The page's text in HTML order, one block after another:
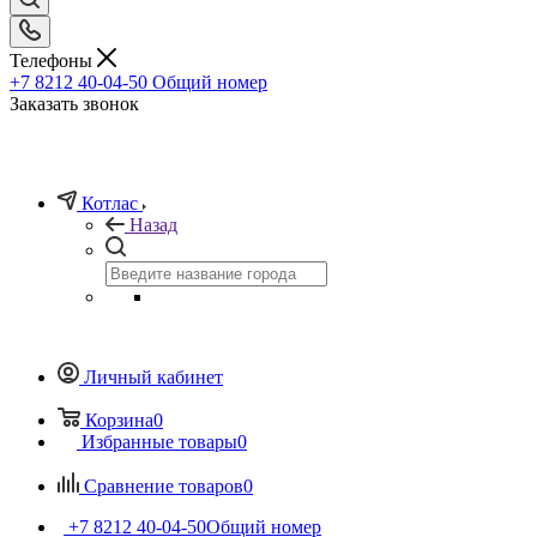
Телефоны
+7 8212 40-04-50 Общий номер
Заказать звонок
Котлас
Назад
Личный кабинет
Корзина0
Избранные товары0
Сравнение товаров0
+7 8212 40-04-50Общий номер